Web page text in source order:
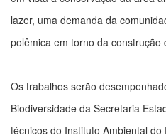
lazer, uma demanda da
polêmica em torno da construção
Os trabalhos serão
Biodiversidade da Secretaria
técnicos do Instituto Ambiental